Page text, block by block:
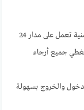
أنظمة أمن وحراسة متكاملة: خدمات أمنية تعمل على مدار 24
جميع أرجاء
والخروج بسهولة